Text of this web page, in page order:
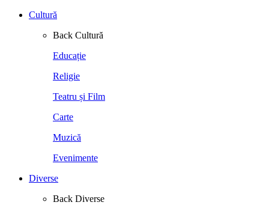
Cultură
Back Cultură
Educație
Religie
Teatru și Film
Carte
Muzică
Evenimente
Diverse
Back Diverse